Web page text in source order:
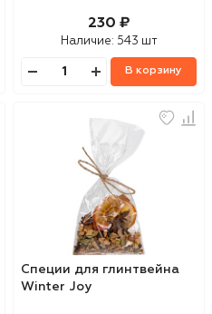
230 ₽
Наличие: 543 шт
В корзину
Специи для глинтвейна
Winter Joy